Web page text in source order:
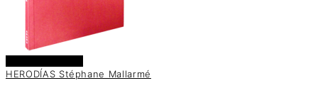
HERODÍAS Stéphane Mallarmé